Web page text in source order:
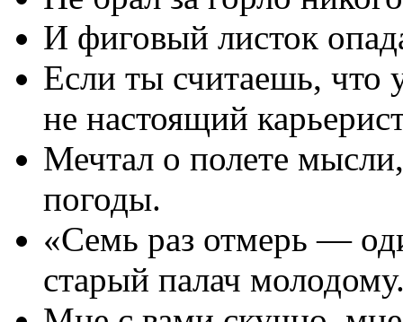
И фиговый листок
Если ты считаешь, что
не настоящий
Мечтал о полете
погоды.
«Семь раз отмерь —
старый палач